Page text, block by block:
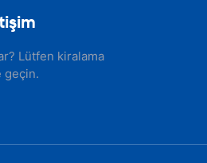
Lütfen kiralama
geçin.